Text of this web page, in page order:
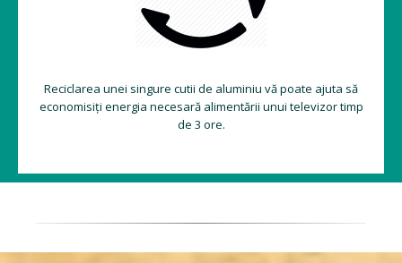
Reciclarea unei singure cutii de aluminiu vă poate ajuta să
economisiți energia necesară alimentării unui televizor timp
de 3 ore.